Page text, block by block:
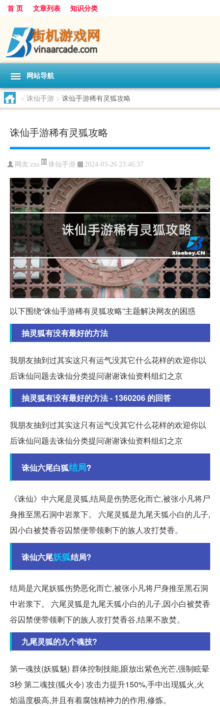
首 页 文章列表 知识分类
网站导航
> 诛仙手游 > 诛仙手游稀有灵狐攻略
诛仙手游稀有灵狐攻略
网友:zxs 诛仙手游 2024-03-26 23:46:37
以下围绕“诛仙手游稀有灵狐攻略”主题解决网友的困惑
抽灵狐有没有最好的方法
我朋友抽到过其实这只有运气没其它什么花样的欢迎你以
后诛仙问题去诛仙分类提问谢谢诛仙资料组幻之京
抽灵狐有没有最好的方法 - 1360206 的回答
我朋友抽到过其实这只有运气没其它什么花样的欢迎你以
后诛仙问题去诛仙分类提问谢谢诛仙资料组幻之京
诛仙六尾白狐结局?
《诛仙》中六尾是灵狐,结局是伤势恶化而亡,被张小凡将尸
身推至黑石洞中岩浆下。 六尾灵狐是九尾天狐小白的儿子,
因小白被焚香谷囚禁便带领剩下的族人攻打焚香。
诛仙六尾妖狐结局?
结局是六尾妖狐伤势恶化而亡,被张小凡将尸身推至黑石洞
中岩浆下。 六尾灵狐是九尾天狐小白的儿子,因小白被焚香
谷囚禁便带领剩下的族人攻打焚香谷,结果不敌焚。
九尾灵狐的九个魂技?
第一魂技(妖狐魅) 群体控制技能,眼放出紫色光芒,强制眩晕
3秒 第二魂技(狐火令) 攻击力提升150%,手中出现狐火,火
焰温度极高,并且有着腐蚀精神力的作用,修炼。